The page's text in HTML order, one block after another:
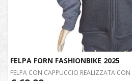
FELPA FORN FASHIONBIKE 2025
FELPA CON CAPPUCCIO REALIZZATA CON